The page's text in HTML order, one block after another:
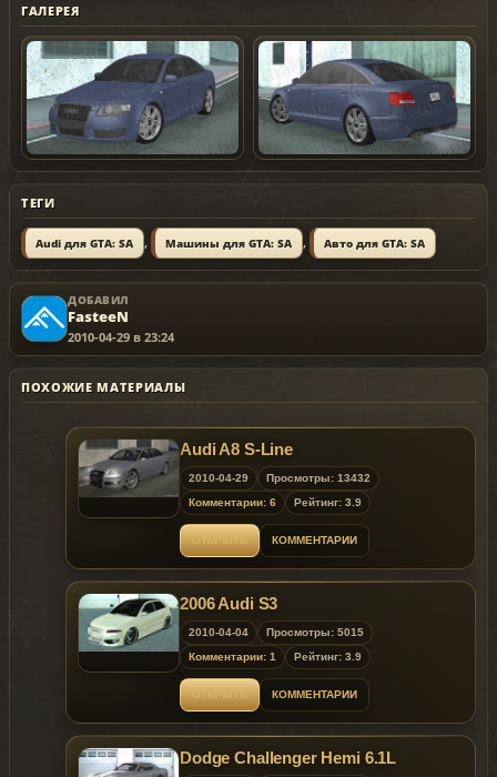
ГАЛЕРЕЯ
ТЕГИ
Audi для GTA: SA , Машины для GTA: SA , Авто для GTA: SA
ДОБАВИЛ
FasteeN
2010-04-29 в 23:24
ПОХОЖИЕ МАТЕРИАЛЫ
Audi A8 S-Line
2010-04-29
Просмотры: 13432
Комментарии: 6
Рейтинг: 3.9
КОММЕНТАРИИ
2006 Audi S3
2010-04-04
Просмотры: 5015
Комментарии: 1
Рейтинг: 3.9
КОММЕНТАРИИ
Dodge Challenger Hemi 6.1L